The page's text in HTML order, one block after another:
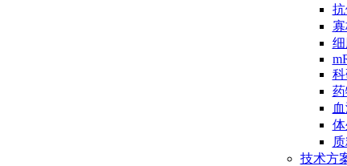
技术方